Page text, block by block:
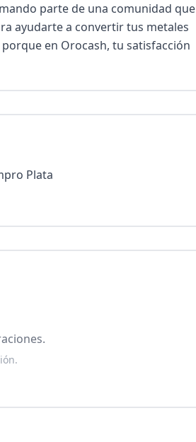
parte de una comunidad que
ayudarte a convertir tus metales
en Orocash, tu satisfacción
Plata